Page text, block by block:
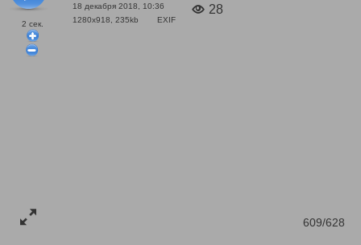
2 сек.
18 декабря 2018, 10:36
1280x918, 235kb
EXIF
28
609/628